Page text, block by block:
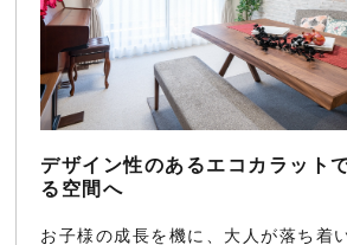
デザイン性のあるエコカラット
る空間へ
お子様の成長を機に、大人が落ち着